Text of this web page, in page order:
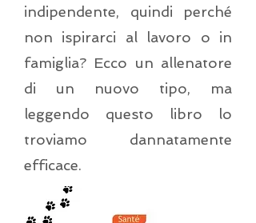
indipendente, quindi perché
non ispirarci al lavoro o in
famiglia? Ecco un allenatore
di un nuovo tipo, ma
leggendo questo libro lo
troviamo dannatamente
efficace.